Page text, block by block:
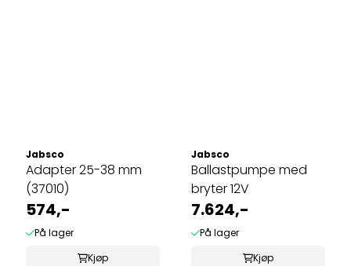
Jabsco
Adapter 25-38 mm
(37010)
574,-
På lager
Kjøp
Jabsco
Ballastpumpe med
bryter 12V
7.624,-
På lager
Kjøp